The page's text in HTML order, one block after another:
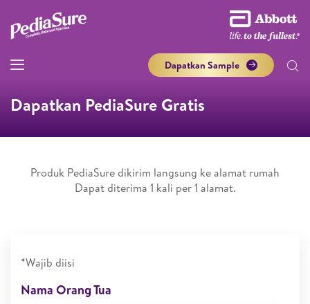
Dapatkan Sample
Dapatkan PediaSure Gratis
Produk PediaSure dikirim langsung ke alamat rumah
Dapat diterima 1 kali per 1 alamat.
*Wajib diisi
Nama Orang Tua